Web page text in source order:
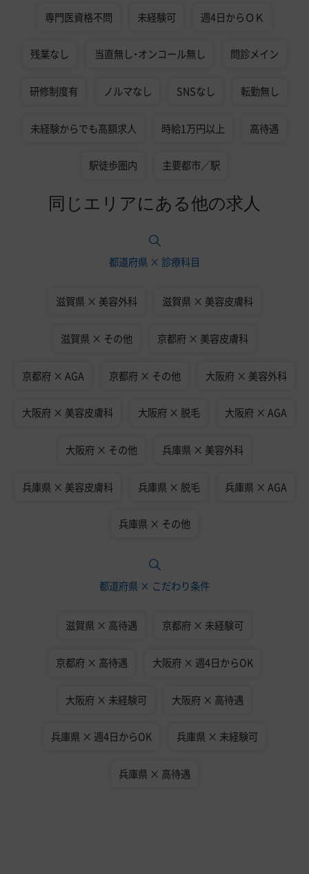
専門医資格不問 未経験可 週4日からＯＫ
残業なし 当直無し・オンコール無し 問診メイン
研修制度有 ノルマなし SNSなし 転勤無し
未経験からでも高額求人 時給1万円以上 高待遇
駅徒歩圏内 主要都市／駅
同じエリアにある他の求人
都道府県 × 診療科目
滋賀県 × 美容外科 滋賀県 × 美容皮膚科
滋賀県 × その他 京都府 × 美容皮膚科
京都府 × AGA 京都府 × その他 大阪府 × 美容外科
大阪府 × 美容皮膚科 大阪府 × 脱毛 大阪府 × AGA
大阪府 × その他 兵庫県 × 美容外科
兵庫県 × 美容皮膚科 兵庫県 × 脱毛 兵庫県 × AGA
兵庫県 × その他
都道府県 × こだわり条件
滋賀県 × 高待遇 京都府 × 未経験可
京都府 × 高待遇 大阪府 × 週4日からOK
大阪府 × 未経験可 大阪府 × 高待遇
兵庫県 × 週4日からOK 兵庫県 × 未経験可
兵庫県 × 高待遇